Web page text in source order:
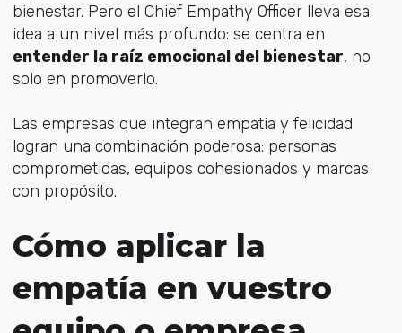
bienestar. Pero el Chief Empathy Officer lleva esa
idea a un nivel más profundo: se centra en
entender la raíz emocional del bienestar, no
solo en promoverlo.
Las empresas que integran empatía y felicidad
logran una combinación poderosa: personas
comprometidas, equipos cohesionados y marcas
con propósito.
Cómo aplicar la
empatía en vuestro